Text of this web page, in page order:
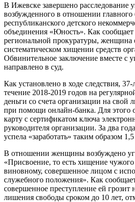
В Ижевске завершено расследование
возбужденного в отношении главного
республиканского детского
объединения «Юность». Как сообщает
региональной прокуратуры, женщина
систематическом хищении средств
Обвинительное заключение вместе с
направлено в суд.
Как установлено в ходе следствия, 37-
течение 2018-2019 годов на
деньги со счета организации на свой
при помощи онлайн-банка. Для этого
карту с сертификатом ключа
руководителя организации. За два
успела «заработать» таким образом
В отношении женщины возбуждено
«Присвоение, то есть хищение
виновному, совершенное лицом с
служебного положения». Как
совершенное преступление ей грозит
лишения свободы сроком до 10 лет,